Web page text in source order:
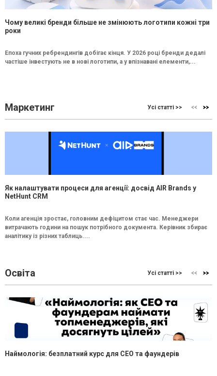
Чому великі бренди більше не змінюють логотипи кожні три
роки
Епоха гучних ребрендингів добігає кінця. У 2026 році бренди дедалі
частіше інвестують не в нові логотипи, а у впізнавані елементи,...
Маркетинг Усі статті >>
Як налаштувати процеси для агенції: досвід AIR Brands у
NetHunt CRM
Коли агенція зростає, головним дефіцитом стає час. Менеджери
витрачають години на пошук потрібного документа. Керівник збирає
аналітику із різних таблиць....
Освіта Усі статті >>
Наймологія: безплатний курс для CEO та фаундерів